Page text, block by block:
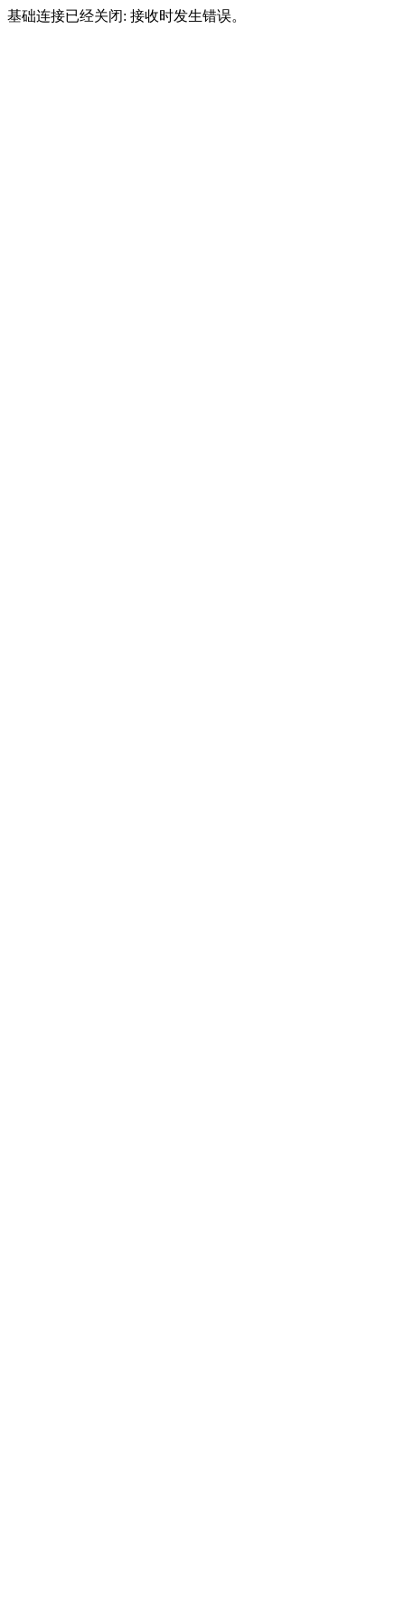
基础连接已经关闭: 接收时发生错误。